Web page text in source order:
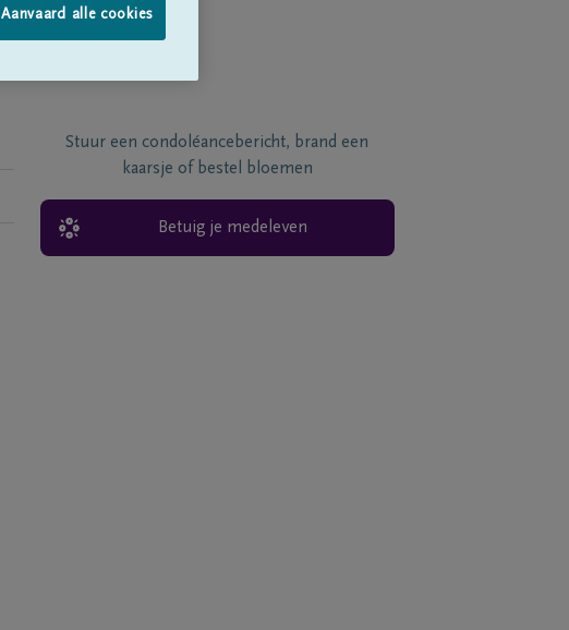
Stuur een condoléancebericht, brand een
kaarsje of bestel bloemen
Betuig je medeleven
Aanvaard alle cookies